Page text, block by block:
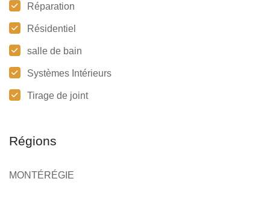
Réparation
Résidentiel
salle de bain
Systèmes Intérieurs
Tirage de joint
Régions
MONTÉRÉGIE